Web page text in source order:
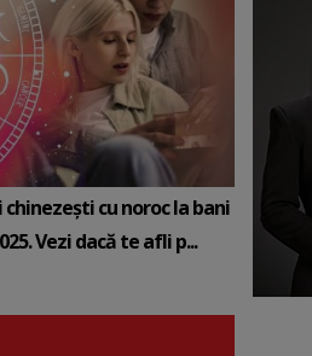
cu noroc la bani
Vezi dacă te afli p...